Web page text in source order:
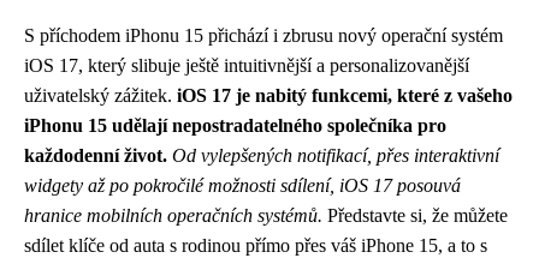
S příchodem iPhonu 15 přichází i zbrusu nový operační systém
iOS 17, který slibuje ještě intuitivnější a personalizovanější
uživatelský zážitek. iOS 17 je nabitý funkcemi, které z vašeho
iPhonu 15 udělají nepostradatelného společníka pro
každodenní život. Od vylepšených notifikací, přes interaktivní
widgety až po pokročilé možnosti sdílení, iOS 17 posouvá
hranice mobilních operačních systémů. Představte si, že můžete
sdílet klíče od auta s rodinou přímo přes váš iPhone 15, a to s